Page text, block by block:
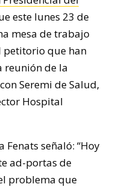
este lunes 23 de
mesa de trabajo
petitorio que han
reunión de la
Seremi de Salud,
Hospital
Fenats señaló: “Hoy
ad-portas de
problema que